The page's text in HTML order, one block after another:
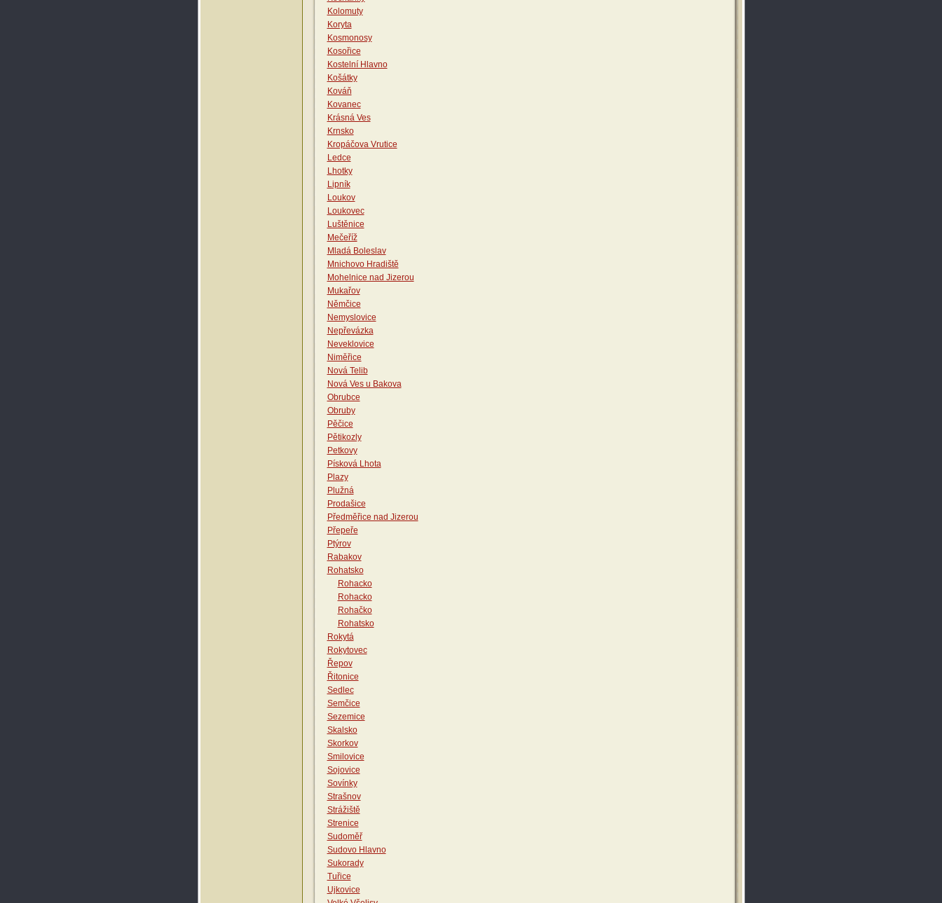
Kolomuty
Koryta
Kosmonosy
Kosořice
Kostelní Hlavno
Košátky
Kováň
Kovanec
Krásná Ves
Krnsko
Kropáčova Vrutice
Ledce
Lhotky
Lipník
Loukov
Loukovec
Luštěnice
Mečeříž
Mladá Boleslav
Mnichovo Hradiště
Mohelnice nad Jizerou
Mukařov
Němčice
Nemyslovice
Nepřevázka
Neveklovice
Niměřice
Nová Telib
Nová Ves u Bakova
Obrubce
Obruby
Pěčice
Pětikozly
Petkovy
Písková Lhota
Plazy
Plužná
Prodašice
Předměřice nad Jizerou
Přepeře
Ptýrov
Rabakov
Rohatsko
Rohacko
Rohacko
Rohačko
Rohatsko
Rokytá
Rokytovec
Řepov
Řitonice
Sedlec
Semčice
Sezemice
Skalsko
Skorkov
Smilovice
Sojovice
Sovínky
Strašnov
Strážiště
Strenice
Sudoměř
Sudovo Hlavno
Sukorady
Tuřice
Ujkovice